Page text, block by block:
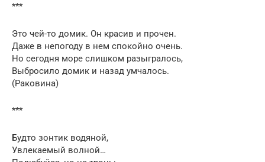
***
Это чей-то домик. Он красив и прочен.
Даже в непогоду в нем спокойно очень.
Но сегодня море слишком разыгралось,
Выбросило домик и назад умчалось.
(Раковина)
***
Будто зонтик водяной,
Увлекаемый волной…